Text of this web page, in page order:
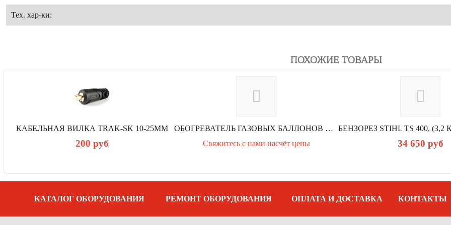
Тех. хар-ки:
ПОХОЖИЕ ТОВАРЫ
КАБЕЛЬНАЯ ВИЛКА TRAK-SK 10-25ММ
200 руб
ОБОГРЕВАТЕЛЬ ГАЗОВЫХ БАЛЛОНОВ КОМА PG-2
Свяжитесь с нами насчёт цены
34 650 руб
д
у
КАТАЛОГ ОБОРУДОВАНИЯ РЕМОНТ ОБОРУДОВАНИЯ ОПЛАТА И ДОСТАВКА КОНТАКТЫ